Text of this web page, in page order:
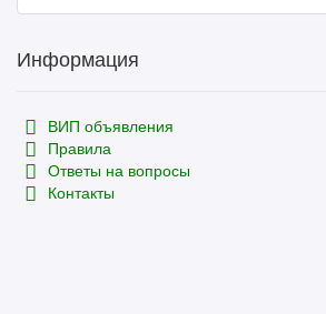
Информация
ВИП объявления
Правила
Ответы на вопросы
Контакты